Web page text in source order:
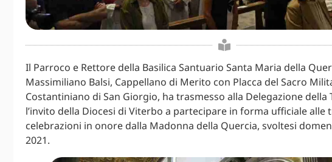
Il Parroco e Rettore della Basilica Santuario Santa Maria della
Massimiliano Balsi, Cappellano di Merito con Placca del Sacro
Costantiniano di San Giorgio, ha trasmesso alla Delegazione della
l’invito della Diocesi di Viterbo a partecipare in forma ufficiale alle
celebrazioni in onore dalla Madonna della Quercia, svoltesi
2021.